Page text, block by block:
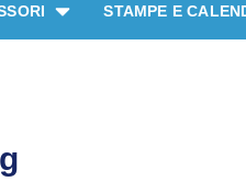
STAMPE E